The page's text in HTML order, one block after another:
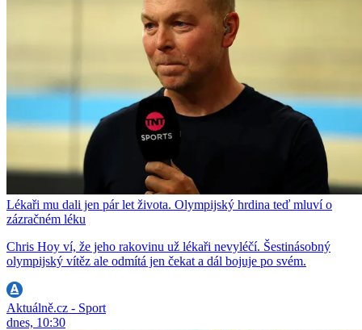
Lékaři mu dali jen pár let života. Olympijský hrdina teď mluví o
zázračném léku
Chris Hoy ví, že jeho rakovinu už lékaři nevyléčí. Šestinásobný
olympijský vítěz ale odmítá jen čekat a dál bojuje po svém.
Aktuálně.cz - Sport
dnes, 10:30